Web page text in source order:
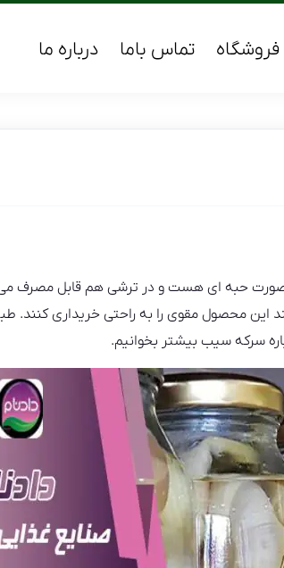
فروشگاه تماس باما درباره ما
صورت حبه ای هست و در ترشی هم قابل مصرف
محصول مقوی را به راحتی خریداری کنند.
سرکه سیب بیشتر بخوانیم.